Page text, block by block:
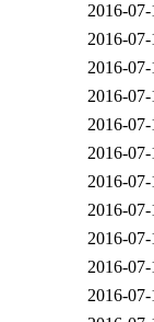
2016-
2016-
2016-
2016-
2016-
2016-
2016-
2016-
2016-
2016-
2016-